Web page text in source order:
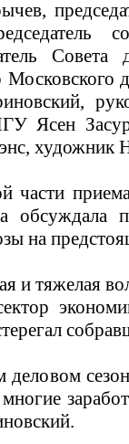
Ясен
художник
части
обсуждала
на
и тяжелая